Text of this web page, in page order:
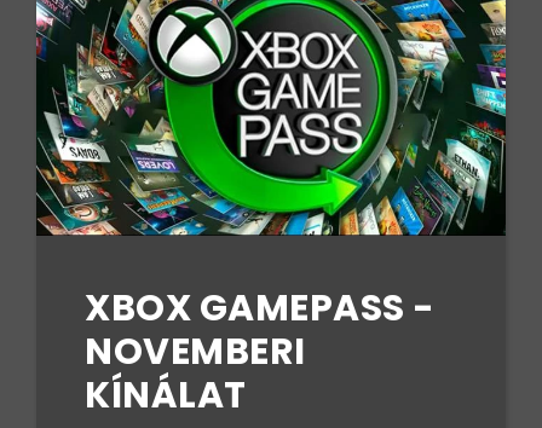
XBOX GAMEPASS -
NOVEMBERI
KÍNÁLAT